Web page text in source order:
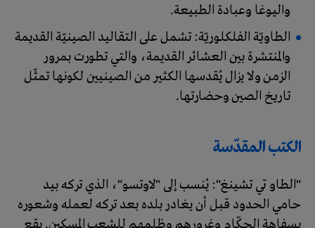
واليوغا وعبادة الطبيعة.
الطاويّة الفلكلوريّة: تشمل على التقاليد الصينيّة القديمة
والمنتشرة بين العشائر القديمة، والتي تطورت بمرور
الزمن ولا يزال يُقدسها الكثير من الصينيين لكونها تمثّل
تاريخ الصين وحضارتها.
الكتب المقدّسة
"الطاو تي تشينغ": يُنسب إلى "لاوتسو"، الذي تركه بيد
حامي الحدود قبل أن يغادر بلده بعد تركه لعمله وشعوره
بسفاهة الحكّام وغرورهم وظلمهم للشعب المسكين. يقع